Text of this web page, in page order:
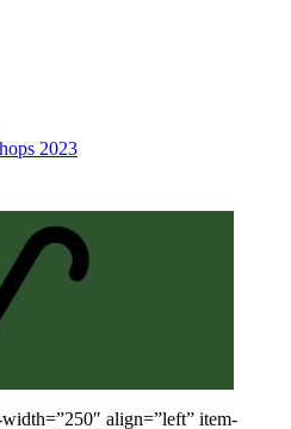
2023
align=”left” item-